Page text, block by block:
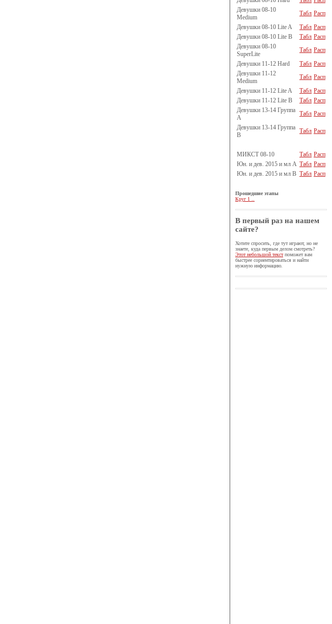
Девушки 08-10
Medium
Табл Расп
Девушки 08-10 Lite A
Табл Расп
Девушки 08-10 Lite B
Табл Расп
Девушки 08-10
SuperLite
Табл Расп
Девушки 11-12 Hard
Табл Расп
Девушки 11-12
Medium
Табл Расп
Девушки 11-12 Lite A
Табл Расп
Девушки 11-12 Lite B
Табл Расп
Девушки 13-14 Группа
A
Табл Расп
Девушки 13-14 Группа
B
Табл Расп
МИКСТ 08-10 Табл Расп
Юн. и дев. 2015 и мл A Табл Расп
Юн. и дев. 2015 и мл B Табл Расп
Прошедшие этапы
Круг 1 ..
В первый раз на нашем
сайте?
Хотите спросить, где тут играют, но не
знаете, куда первым делом смотреть?
Этот небольшой текстпоможет вам
быстрее сориентироваться и найти
нужную информацию.